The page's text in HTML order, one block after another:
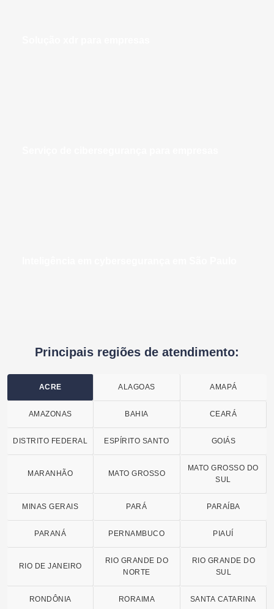
Principais regiões de atendimento:
ACRE ALAGOAS AMAPÁ
AMAZONAS BAHIA CEARÁ
DISTRITO FEDERAL ESPÍRITO SANTO GOIÁS
MARANHÃO MATO GROSSO
MATO GROSSO DO
SUL
MINAS GERAIS PARÁ PARAÍBA
PARANÁ PERNAMBUCO PIAUÍ
RIO DE JANEIRO
RIO GRANDE DO
NORTE
RIO GRANDE DO
SUL
RONDÔNIA RORAIMA SANTA CATARINA